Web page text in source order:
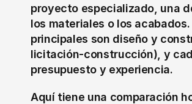
proyecto especializado, una
los materiales o los
principales son diseño y
licitación-construcción), y
presupuesto y experiencia.
Aquí tiene una comparación